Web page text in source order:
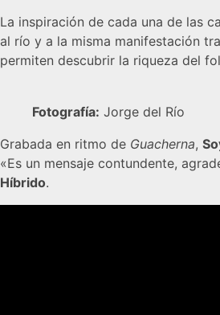
La inspiración de cada una de las
al río y a la misma manifestación
permiten descubrir la riqueza del
Fotografía: Jorge del Río
Grabada en ritmo de Guacherna,
«Es un mensaje contundente,
Híbrido.